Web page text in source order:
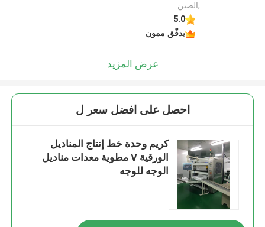
,الصين
5.0
يدقّق ممون
عرض المزيد
احصل على افضل سعر ل
كريم وحدة خط إنتاج المناديل
الورقية V مطوية معدات مناديل
الوجه للوجه